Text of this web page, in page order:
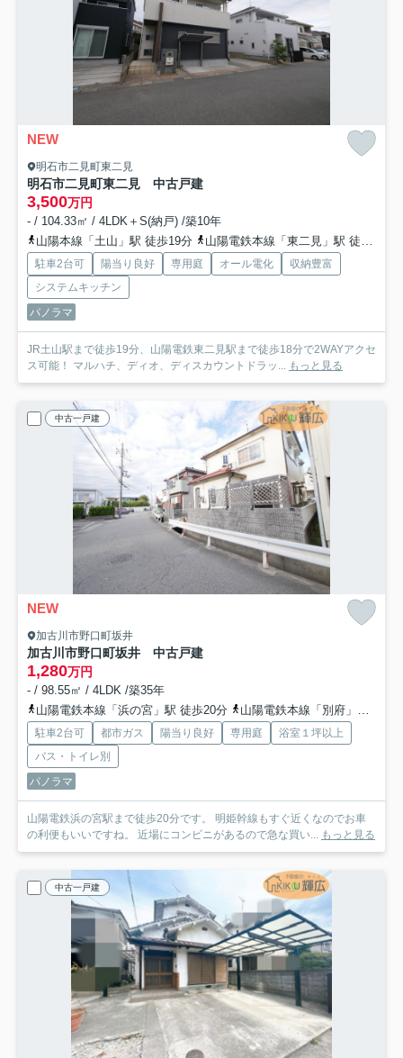
NEW
明石市二見町東二見
明石市二見町東二見 中古戸建
3,500万円
- / 104.33㎡ / 4LDK＋S(納戸) /築10年
山陽本線「土山」駅 徒歩19分
山陽電鉄本線「東二見」駅 徒歩18分
駐車2台可 陽当り良好 専用庭 オール電化
収納豊富
システムキッチン
パノラマ
JR土山駅まで徒歩19分、山陽電鉄東二見駅まで徒歩18分で2WAYアクセ
ス可能！ マルハチ、ディオ、ディスカウントドラッ... もっと見る
中古一戸建
NEW
加古川市野口町坂井
加古川市野口町坂井 中古戸建
1,280万円
- / 98.55㎡ / 4LDK /築35年
山陽電鉄本線「浜の宮」駅 徒歩20分
山陽電鉄本線「別府」駅 徒歩16分
駐車2台可 都市ガス 陽当り良好 専用庭
浴室１坪以上
バス・トイレ別
パノラマ
山陽電鉄浜の宮駅まで徒歩20分です。 明姫幹線もすぐ近くなのでお車
の利便もいいですね。 近場にコンビニがあるので急な買い... もっと見る
中古一戸建